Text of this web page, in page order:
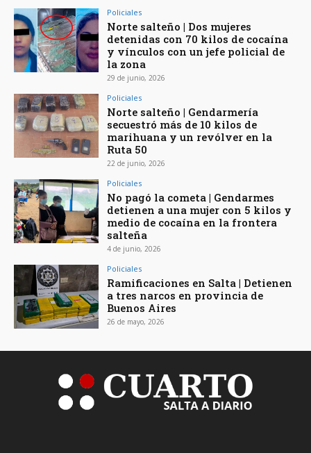
Policiales
Norte salteño | Dos mujeres
detenidas con 70 kilos de cocaína
y vínculos con un jefe policial de
la zona
29 de junio, 2026
Policiales
Norte salteño | Gendarmería
secuestró más de 10 kilos de
marihuana y un revólver en la
Ruta 50
22 de junio, 2026
Policiales
No pagó la cometa | Gendarmes
detienen a una mujer con 5 kilos y
medio de cocaína en la frontera
salteña
4 de junio, 2026
Policiales
Ramificaciones en Salta | Detienen
a tres narcos en provincia de
Buenos Aires
26 de mayo, 2026